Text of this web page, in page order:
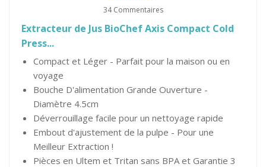
34 Commentaires
Extracteur de Jus BioChef Axis Compact Cold
Press...
Compact et Léger - Parfait pour la maison ou en
voyage
Bouche D'alimentation Grande Ouverture -
Diamètre 4.5cm
Déverrouillage facile pour un nettoyage rapide
Embout d'ajustement de la pulpe - Pour une
Meilleur Extraction !
Pièces en Ultem et Tritan sans BPA et Garantie 3